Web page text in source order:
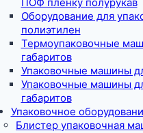
Оборудование для
полиэтилен
Термоупаковочные
габаритов
Упаковочные машины
Упаковочные машины
габаритов
Упаковочное
Блистер упаковочная